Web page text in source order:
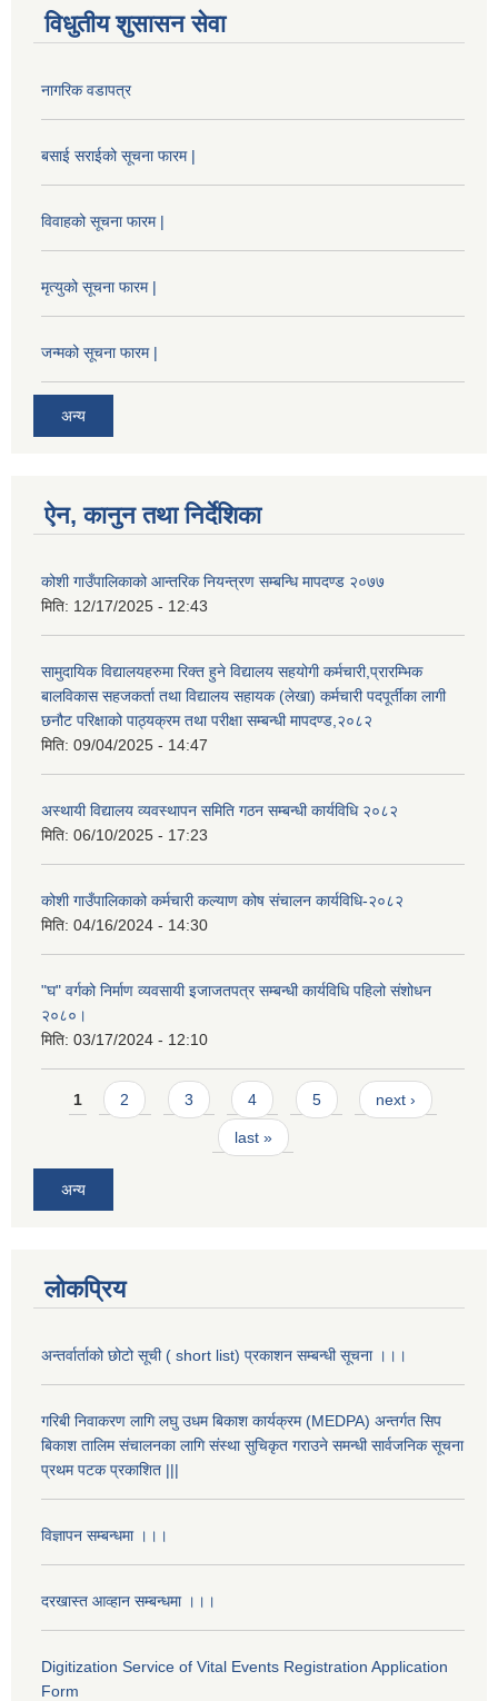
विधुतीय शुसासन सेवा
नागरिक वडापत्र
बसाई सराईको सूचना फारम |
विवाहको सूचना फारम |
मृत्युको सूचना फारम |
जन्मको सूचना फारम |
अन्य
ऐन, कानुन तथा निर्देशिका
कोशी गाउँपालिकाको आन्तरिक नियन्त्रण सम्बन्धि मापदण्ड २०७७
मिति: 12/17/2025 - 12:43
सामुदायिक विद्यालयहरुमा रिक्त हुने विद्यालय सहयोगी कर्मचारी,प्रारम्भिक
बालविकास सहजकर्ता तथा विद्यालय सहायक (लेखा) कर्मचारी पदपूर्तीका लागी
छनौट परिक्षाको पाठ्यक्रम तथा परीक्षा सम्बन्धी मापदण्ड,२०८२
मिति: 09/04/2025 - 14:47
अस्थायी विद्यालय व्यवस्थापन समिति गठन सम्बन्धी कार्यविधि २०८२
मिति: 06/10/2025 - 17:23
कोशी गाउँपालिकाको कर्मचारी कल्याण कोष संचालन कार्यविधि-२०८२
मिति: 04/16/2024 - 14:30
"घ" वर्गको निर्माण व्यवसायी इजाजतपत्र सम्बन्धी कार्यविधि पहिलो संशोधन
२०८०।
मिति: 03/17/2024 - 12:10
Pages
1 2 3 4 5 next ›
last »
अन्य
लोकप्रिय
अन्तर्वार्ताको छोटो सूची ( short list) प्रकाशन सम्बन्धी सूचना ।।।
गरिबी निवाकरण लागि लघु उधम बिकाश कार्यक्रम (MEDPA) अन्तर्गत सिप
बिकाश तालिम संचालनका लागि संस्था सुचिकृत गराउने समन्धी सार्वजनिक सूचना
प्रथम पटक प्रकाशित |||
विज्ञापन सम्बन्धमा ।।।
दरखास्त आव्हान सम्बन्धमा ।।।
Digitization Service of Vital Events Registration Application
Form